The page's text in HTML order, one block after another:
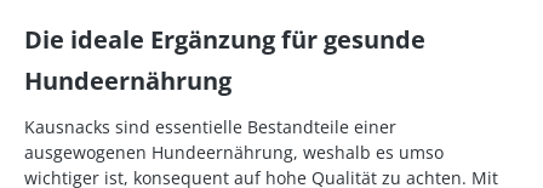
Die ideale Ergänzung für gesunde
Hundeernährung
Kausnacks sind essentielle Bestandteile einer
ausgewogenen Hundeernährung, weshalb es umso
wichtiger ist, konsequent auf hohe Qualität zu achten. Mit